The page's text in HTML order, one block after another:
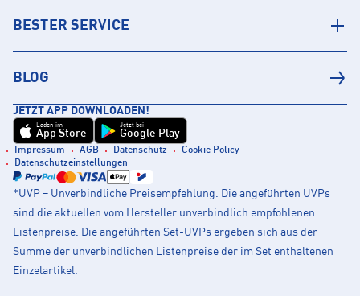
BESTER SERVICE
BLOG
JETZT APP DOWNLOADEN!
Laden im
App Store
Jetzt bei
Google Play
Impressum AGB Datenschutz
Cookie Policy
Datenschutzeinstellungen
*UVP = Unverbindliche Preisempfehlung. Die angeführten UVPs
sind die aktuellen vom Hersteller unverbindlich empfohlenen
Listenpreise. Die angeführten Set-UVPs ergeben sich aus der
Summe der unverbindlichen Listenpreise der im Set enthaltenen
Einzelartikel.